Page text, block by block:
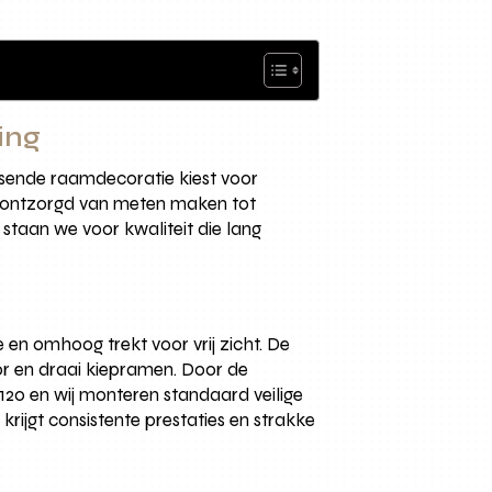
raamdecoratie kiest voor
van meten maken tot
we voor kwaliteit die lang
omhoog trekt voor vrij zicht. De
en draai kiepramen. Door de
en wij monteren standaard veilige
consistente prestaties en strakke